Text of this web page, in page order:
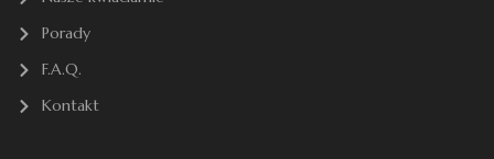
Porady
F.A.Q.
Kontakt